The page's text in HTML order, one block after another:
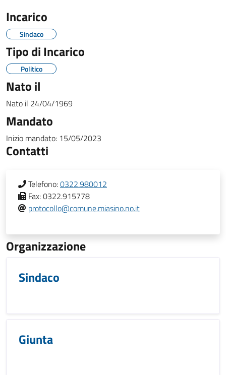
Incarico
Sindaco
Tipo di Incarico
Politico
Nato il
Nato il 24/04/1969
Mandato
Inizio mandato: 15/05/2023
Contatti
Telefono:0322.980012
Fax:0322.915778
protocollo@comune.miasino.no.it
Organizzazione
Sindaco
Giunta